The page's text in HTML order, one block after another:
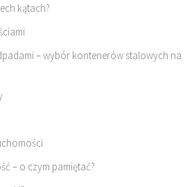
kątach?
– wybór kontenerów stalowych na
– o czym pamiętać?